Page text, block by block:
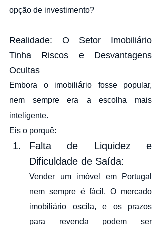
opção de investimento?
Realidade: O Setor Imobiliário
Tinha Riscos e Desvantagens
Ocultas
Embora o imobiliário fosse popular,
nem sempre era a escolha mais
inteligente.
Eis o porquê:
Falta de Liquidez e
Dificuldade de Saída:
Vender um imóvel em Portugal
nem sempre é fácil. O mercado
imobiliário oscila, e os prazos
para revenda podem ser